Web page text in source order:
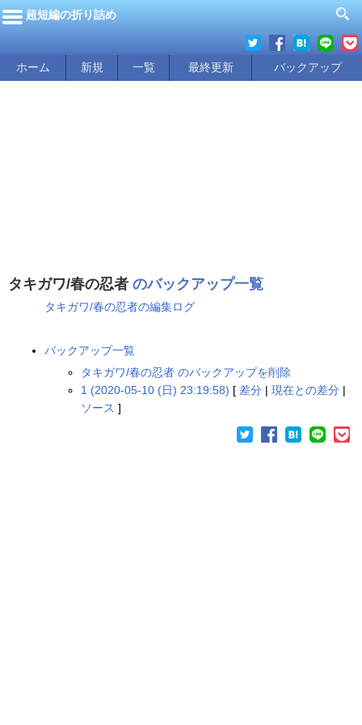
超短編の折り詰め
ホーム 新規 一覧 最終更新 バックアップ
タキガワ/春の忍者 のバックアップ一覧
タキガワ/春の忍者の編集ログ
バックアップ一覧
タキガワ/春の忍者 のバックアップを削除
1 (2020-05-10 (日) 23:19:58) [ 差分 | 現在との差分 |
ソース ]